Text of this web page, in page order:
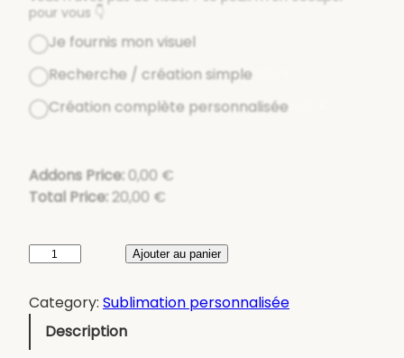
pour vous 👇
Je fournis mon visuel
Recherche / création simple
Création complète personnalisée
Addons Price:0,00 €
Total Price:20,00 €
a
n
Ajouter au panier
Category: Sublimation personnalisée
Description